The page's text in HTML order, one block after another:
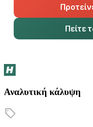
Πείτε
Αναλυτική κάλυψη